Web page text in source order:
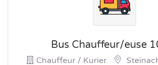
Bus Chauffeur/euse
Chauffeur / Kurier